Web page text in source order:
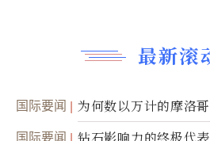
最新滚
国际要闻
为何数以万计的摩洛
达
国际要闻